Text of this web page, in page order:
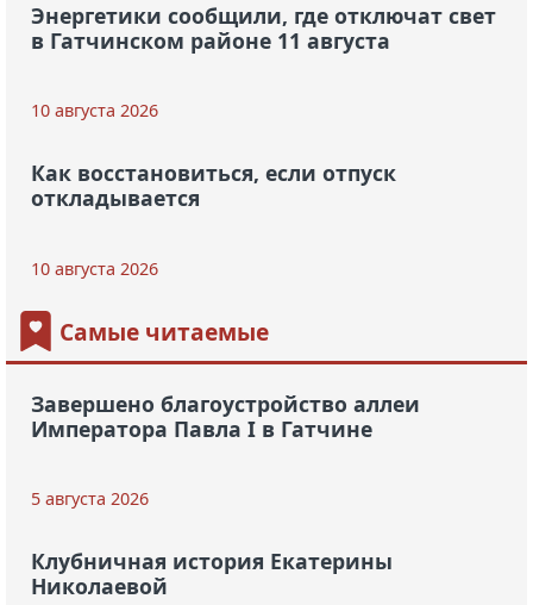
Энергетики сообщили, где отключат свет
в Гатчинском районе 11 августа
10 августа 2026
Как восстановиться, если отпуск
откладывается
10 августа 2026
Самые читаемые
Завершено благоустройство аллеи
Императора Павла I в Гатчине
5 августа 2026
Клубничная история Екатерины
Николаевой